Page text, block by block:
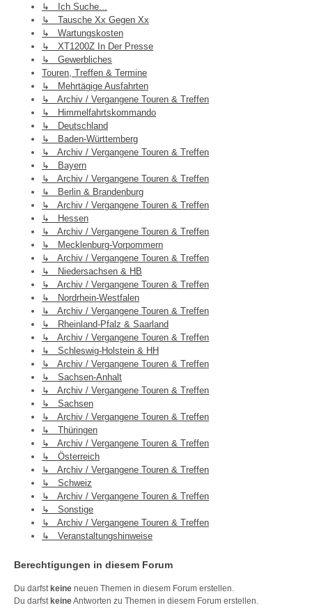
↳ Ich Suche...
↳ Tausche Xx Gegen Xx
↳ Wartungskosten
↳ XT1200Z In Der Presse
↳ Gewerbliches
Touren, Treffen & Termine
↳ Mehrtägige Ausfahrten
↳ Archiv / Vergangene Touren & Treffen
↳ Himmelfahrtskommando
↳ Deutschland
↳ Baden-Württemberg
↳ Archiv / Vergangene Touren & Treffen
↳ Bayern
↳ Archiv / Vergangene Touren & Treffen
↳ Berlin & Brandenburg
↳ Archiv / Vergangene Touren & Treffen
↳ Hessen
↳ Archiv / Vergangene Touren & Treffen
↳ Mecklenburg-Vorpommern
↳ Archiv / Vergangene Touren & Treffen
↳ Niedersachsen & HB
↳ Archiv / Vergangene Touren & Treffen
↳ Nordrhein-Westfalen
↳ Archiv / Vergangene Touren & Treffen
↳ Rheinland-Pfalz & Saarland
↳ Archiv / Vergangene Touren & Treffen
↳ Schleswig-Holstein & HH
↳ Archiv / Vergangene Touren & Treffen
↳ Sachsen-Anhalt
↳ Archiv / Vergangene Touren & Treffen
↳ Sachsen
↳ Archiv / Vergangene Touren & Treffen
↳ Thüringen
↳ Archiv / Vergangene Touren & Treffen
↳ Österreich
↳ Archiv / Vergangene Touren & Treffen
↳ Schweiz
↳ Archiv / Vergangene Touren & Treffen
↳ Sonstige
↳ Archiv / Vergangene Touren & Treffen
↳ Veranstaltungshinweise
Berechtigungen in diesem Forum
Du darfst keine neuen Themen in diesem Forum erstellen.
Du darfst keineAntworten zu Themen in diesem Forum erstellen.